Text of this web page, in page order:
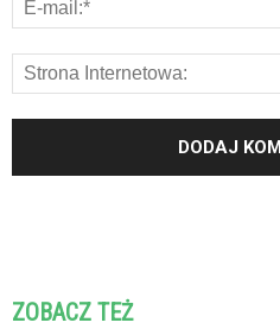
ZOBACZ TEŻ